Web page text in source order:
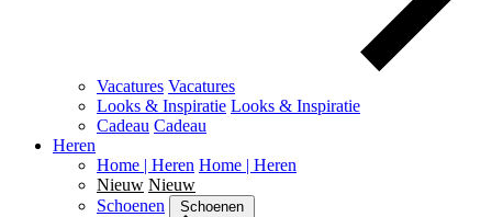
Vacatures Vacatures
Looks & Inspiratie Looks & Inspiratie
Cadeau Cadeau
Heren
Home | Heren Home | Heren
Nieuw Nieuw
Schoenen
Schoenen